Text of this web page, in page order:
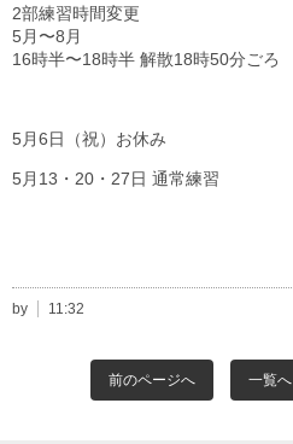
2部練習時間変更
5月〜8月
16時半〜18時半 解散18時50分ごろ
5月6日（祝）お休み
5月13・20・27日 通常練習
by 11:32
前のページへ 一覧へ